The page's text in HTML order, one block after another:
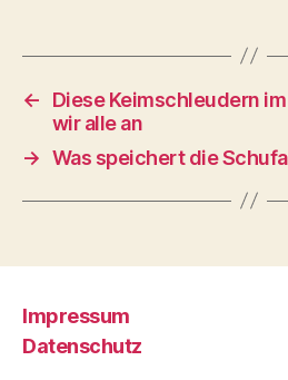
←
Diese Keimschleudern
wir alle an
→ Was speichert die
Impressum
Datenschutz